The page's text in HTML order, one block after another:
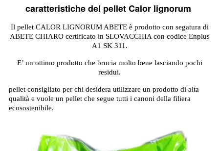
caratteristiche del pellet Calor lignorum
Il pellet CALOR LIGNORUM ABETE è prodotto con segatura di
ABETE CHIARO certificato in SLOVACCHIA con codice Enplus
A1 SK 311.
E’ un ottimo prodotto che brucia molto bene lasciando pochi
residui.
pellet consigliato per chi desidera utilizzare un prodotto di alta
qualità e vuole un pellet che segue tutti i canoni della filiera
ecosostenibile.